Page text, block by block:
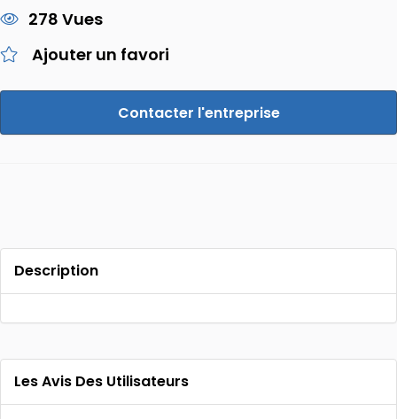
278 Vues
Ajouter un favori
Contacter l'entreprise
Description
Les Avis Des Utilisateurs